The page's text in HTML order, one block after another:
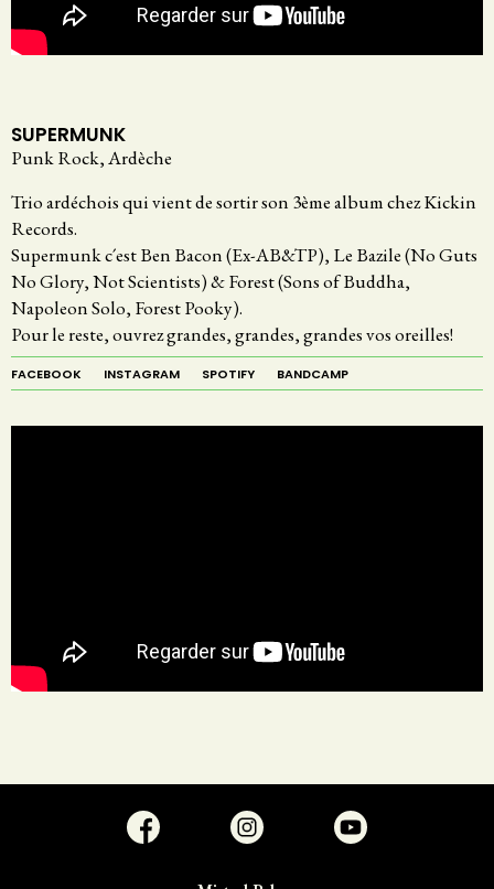
SUPERMUNK
Punk Rock, Ardèche
Trio ardéchois qui vient de sortir son 3ème album chez Kickin
Records.
Supermunk c´est Ben Bacon (Ex-AB&TP), Le Bazile (No Guts
No Glory, Not Scientists) & Forest (Sons of Buddha,
Napoleon Solo, Forest Pooky).
Pour le reste, ouvrez grandes, grandes, grandes vos oreilles!
FACEBOOK INSTAGRAM SPOTIFY BANDCAMP